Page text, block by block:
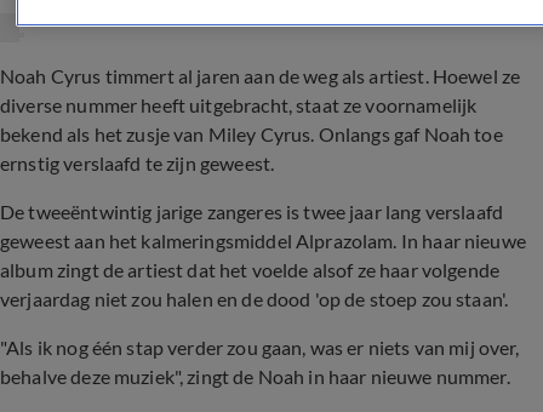
Noah Cyrus timmert al jaren aan de weg als artiest. Hoewel ze
diverse nummer heeft uitgebracht, staat ze voornamelijk
bekend als het zusje van Miley Cyrus. Onlangs gaf Noah toe
ernstig verslaafd te zijn geweest.
De tweeëntwintig jarige zangeres is twee jaar lang verslaafd
geweest aan het kalmeringsmiddel Alprazolam. In haar nieuwe
album zingt de artiest dat het voelde alsof ze haar volgende
verjaardag niet zou halen en de dood 'op de stoep zou staan'.
"Als ik nog één stap verder zou gaan, was er niets van mij over,
behalve deze muziek", zingt de Noah in haar nieuwe nummer.